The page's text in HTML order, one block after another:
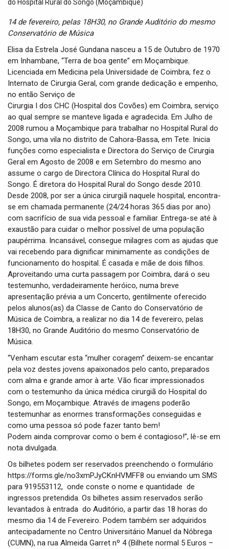
14 de fevereiro, pelas 18H30, no Grande Auditório do mesmo
Conservatório de Música
Elisa da Estrela José Gundana nasceu a 15 de Outubro de 1970
em Inhambane, “Terra de boa gente” em Moçambique.
Licenciada em Medicina pela Universidade de Coimbra, fez o
Internato de Cirurgia Geral, com grande dedicação e empenho,
no então Serviço de
Cirurgia I dos CHC (Hospital dos Covões) em Coimbra, serviço
ao qual sempre se manteve ligada e agradecida. Em Julho de
2008 rumou a Moçambique para trabalhar no Hospital Rural do
Songo, uma vila no distrito de Cahora-Bassa, em Tete. Inicia
funções como especialista e Directora do Serviço de Cirurgia
Geral em Agosto de 2008 e em Setembro do mesmo ano
assume o cargo de Directora Clínica do Hospital Rural do
Songo. É diretora do Hospital Rural do Songo desde 2010.
Desde 2008, por ser a única cirurgiã naquele hospital, encontra-
se em chamada permanente (24/24 horas 365 dias por ano)
com sacrifício de sua vida pessoal e familiar. Entrega-se até à
exaustão para cuidar o melhor possível de uma população
paupérrima. Incansável, consegue milagres com as ajudas que
vai recebendo para dignificar minimamente as condições de
funcionamento do hospital. É casada e mãe de dois filhos.
Aproveitando uma curta passagem por Coimbra, dará o seu
testemunho, verdadeiramente heróico, numa breve
apresentação prévia a um Concerto, gentilmente oferecido
pelos alunos(as) da Classe de Canto do Conservatório de
Música de Coimbra, a realizar no dia 14 de fevereiro, pelas
18H30, no Grande Auditório do mesmo Conservatório de
Música.
“Venham escutar esta “mulher coragem” deixem-se encantar
pela voz destes jovens apaixonados pelo canto, preparados
com alma e grande amor à arte. Vão ficar impressionados
com o testemunho da única médica cirurgiã do Hospital do
Songo, em Moçambique. Através de imagens poderão
testemunhar as enormes transformações conseguidas e
como uma pessoa só pode fazer tanto bem!
Podem ainda comprovar como o bem é contagioso!”, lê-se em
nota divulgada.
Os bilhetes podem ser reservados preenchendo o formulário
https://forms.gle/no3xmPJyCKnHVMFF8 ou enviando um SMS
para 919553112, onde conste o nome e quantidade de
ingressos pretendida. Os bilhetes assim reservados serão
levantados à entrada do Auditório, a partir das 18 horas do
mesmo dia 14 de Fevereiro. Podem também ser adquiridos
antecipadamente no Centro Universitário Manuel da Nóbrega
(CUMN), na rua Almeida Garret nº 4 (Bilhete normal 5 Euros –